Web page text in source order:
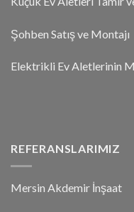
Şohben Satış ve Montajı
Elektrikli Ev Aletlerinin
REFERANSLARIMIZ
Mersin Akdemir İnşaat